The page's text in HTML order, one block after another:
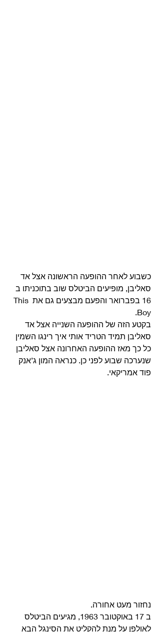
כשבוע לאחר ההופעה הראשונה אצל אד
סאליבן, מופיעים הביטלס שוב בתוכניתו ב
16 בפברואר והפעם מבצעים גם את This
Boy.
בקטע הזה של ההופעה השנייה אצל אד
סאליבן תמיד הטריד אותי איך רינגו השמין
כל כך מאז ההופעה האחרונה אצל סאליבן
שנערכה שבוע לפני כן. כנראה המון ג’אנק
פוד אמריקאי.
נחזור מעט אחורה.
ב 17 באוקטובר 1963, מגיעים הביטלס
לאולפן על מנת להקליט את הסינגל הבא